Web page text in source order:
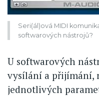
Seri(ál)ová MIDI
softwarových nástrojů?
U softwarových
vysílání a přijímání,
jednotlivých